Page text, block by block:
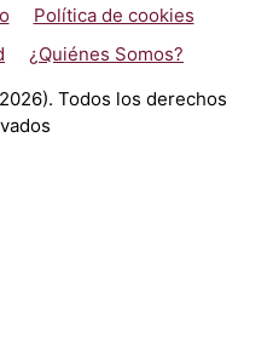
Política de cookies
¿Quiénes Somos?
Todos los derechos